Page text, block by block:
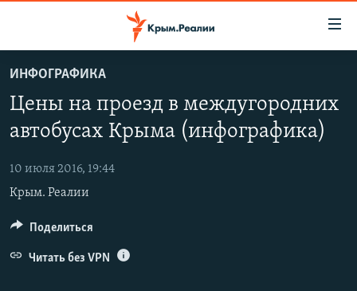
основному
содержанию
навигации
Вернутся
поиску
СПЕЦПРОЕКТЫ
ГРУЗ 200
КАРТА ВОЕННЫХ ОБЪЕКТОВ КРЫМА
11 ЛЕТ ОККУПАЦИИ КРЫМА. 11 ИСТОРИЙ СОПРОТИВЛЕНИЯ
ВОДА
ИСТОРИЯ
ЕЩЕ
ИНТЕРАКТИВ
ИНФОГРАФИКА
РАДІО СВОБОДА
КАК ОБОЙТИ БЛОКИРОВКУ
ИНФОГРАФИКА
Цены на проезд в междугородних
автобусах Крыма (инфографика)
10 июля 2016, 19:44
Крым. Реалии
Поделиться
Читать без VPN